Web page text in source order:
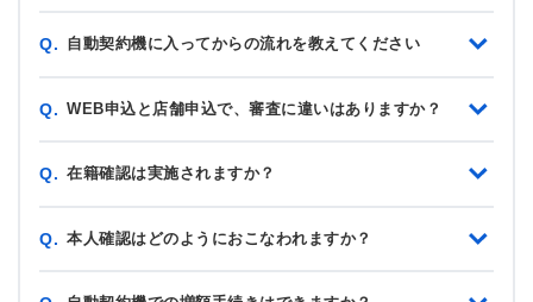
Q. 自動契約機に入ってからの流れを教えてください
Q. WEB申込と店舗申込で、審査に違いはありますか？
Q. 在籍確認は実施されますか？
Q. 本人確認はどのようにおこなわれますか？